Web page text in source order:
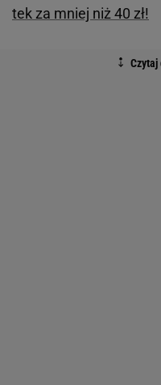
tek za mniej niż 40 zł!